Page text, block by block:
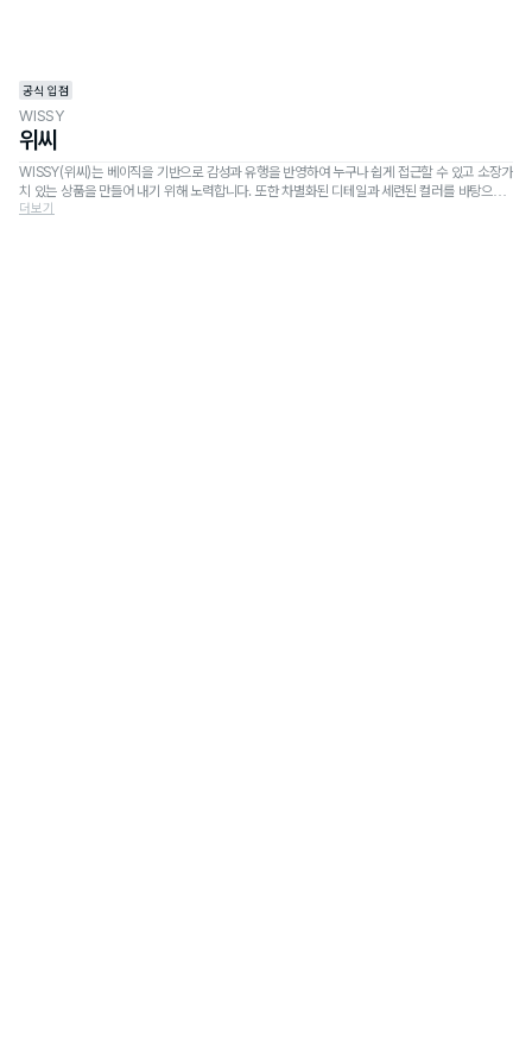
공식 입점
WISSY
위씨
WISSY(위씨)는 베이직을 기반으로 감성과 유행을 반영하여 누구나 쉽게 접근할 수 있고 소장가
치 있는 상품을 만들어 내기 위해 노력합니다. 또한 차별화된 디테일과 세련된 컬러를 바탕으로
브랜드를 전개하고 있으며 자칫 투박할 수 있는 브랜드들 사이에서 감성을 더하여 새로운 시각에
더보기